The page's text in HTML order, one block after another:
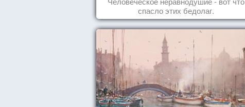
спасло этих бедолаг.